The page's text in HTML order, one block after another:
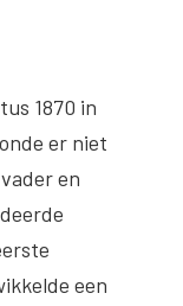
1870 in
er niet
en
een